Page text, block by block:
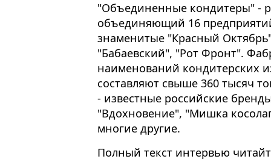
"Объединенные кондитеры" -
объединяющий 16
знаменитые "Красный
"Бабаевский", "Рот Фронт".
наименований кондитерских
составляют свыше 360 тысяч
- известные российские
"Вдохновение", "Мишка
многие другие.
Полный текст интервью